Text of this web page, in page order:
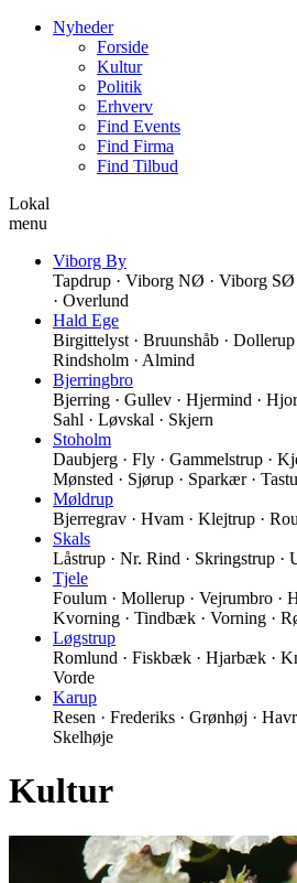
Nyheder
Forside
Kultur
Politik
Erhverv
Find Events
Find Firma
Find Tilbud
Lokal
menu
Viborg By
Tapdrup · Viborg NØ · Viborg
· Overlund
Hald Ege
Birgittelyst · Bruunshåb · Dollerup
Rindsholm · Almind
Bjerringbro
Bjerring · Gullev · Hjermind ·
Sahl · Løvskal · Skjern
Stoholm
Daubjerg · Fly · Gammelstrup ·
Mønsted · Sjørup · Sparkær ·
Møldrup
Bjerregrav · Hvam · Klejtrup ·
Skals
Låstrup · Nr. Rind · Skringstrup ·
Tjele
Foulum · Mollerup · Vejrumbro ·
Kvorning · Tindbæk · Vorning ·
Løgstrup
Romlund · Fiskbæk · Hjarbæk ·
Vorde
Karup
Resen · Frederiks · Grønhøj ·
Skelhøje
Kultur